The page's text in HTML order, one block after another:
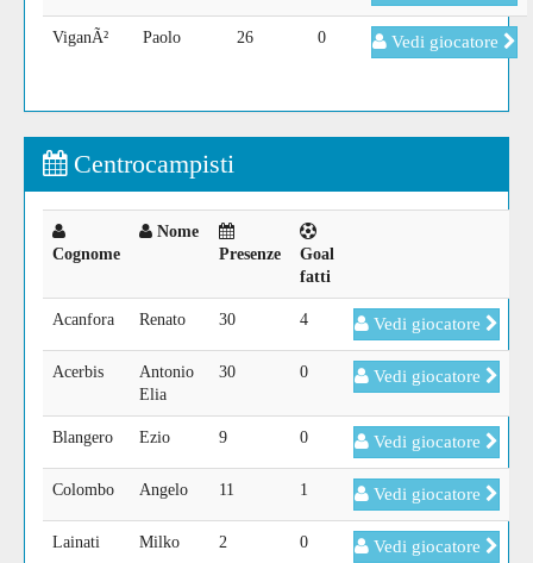
ViganÃ² Paolo 26 0 Vedi giocatore
Centrocampisti
Cognome
Nome
Presenze
Goal
fatti
Acanfora Renato 30 4 Vedi giocatore
Acerbis
Antonio
Elia
30 0 Vedi giocatore
Blangero Ezio 9 0 Vedi giocatore
Colombo Angelo 11 1 Vedi giocatore
Lainati Milko 2 0 Vedi giocatore